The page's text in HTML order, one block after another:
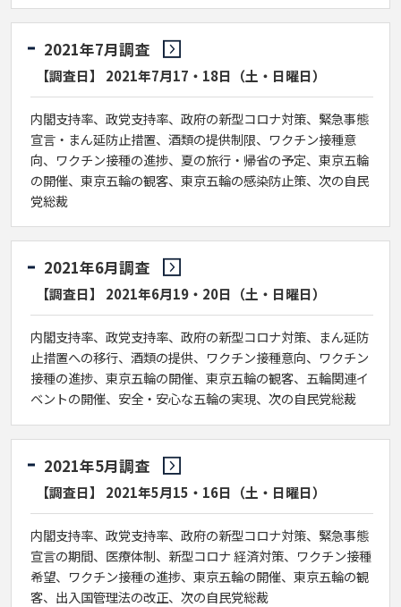
2021年7月調査
【調査日】 2021年7月17・18日（土・日曜日）
内閣支持率、政党支持率、政府の新型コロナ対策、緊急事態
宣言・まん延防止措置、酒類の提供制限、ワクチン接種意
向、ワクチン接種の進捗、夏の旅行・帰省の予定、東京五輪
の開催、東京五輪の観客、東京五輪の感染防止策、次の自民
党総裁
2021年6月調査
【調査日】 2021年6月19・20日（土・日曜日）
内閣支持率、政党支持率、政府の新型コロナ対策、まん延防
止措置への移行、酒類の提供、ワクチン接種意向、ワクチン
接種の進捗、東京五輪の開催、東京五輪の観客、五輪関連イ
ベントの開催、安全・安心な五輪の実現、次の自民党総裁
2021年5月調査
【調査日】 2021年5月15・16日（土・日曜日）
内閣支持率、政党支持率、政府の新型コロナ対策、緊急事態
宣言の期間、医療体制、新型コロナ 経済対策、ワクチン接種
希望、ワクチン接種の進捗、東京五輪の開催、東京五輪の観
客、出入国管理法の改正、次の自民党総裁